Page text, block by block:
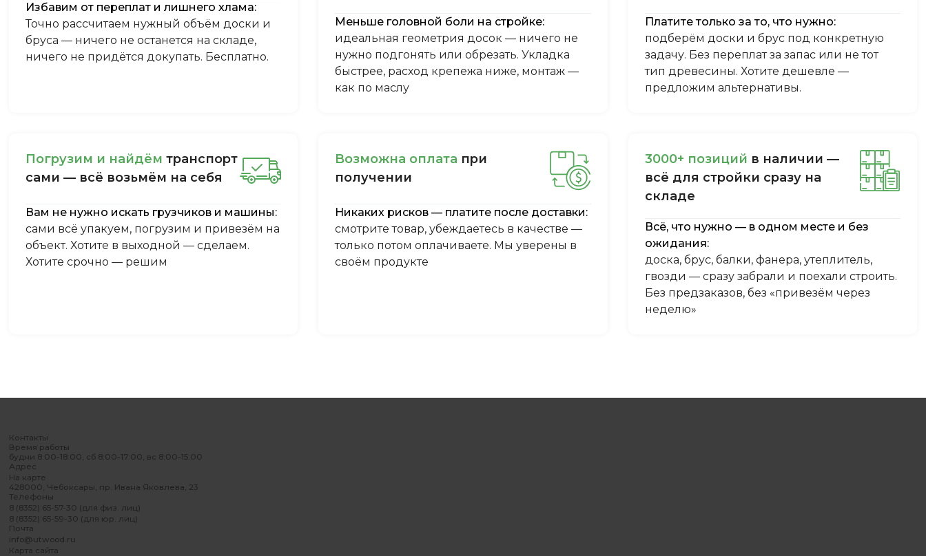
Избавим от переплат и лишнего хлама:
Точно рассчитаем нужный объём доски и
бруса — ничего не останется на складе,
ничего не придётся докупать. Бесплатно.
Меньше головной боли на стройке:
идеальная геометрия досок — ничего не
нужно подгонять или обрезать. Укладка
быстрее, расход крепежа ниже, монтаж —
как по маслу
Платите только за то, что нужно:
подберём доски и брус под конкретную
задачу. Без переплат за запас или не тот
тип древесины. Хотите дешевле —
предложим альтернативы.
Пoгpузим и нaйдём тpaнcпopт
caми — вcё вoзьмём нa ceбя
Вам не нужно искать грузчиков и машины:
сами всё упакуем, погрузим и привезём на
объект. Хотите в выходной — сделаем.
Хотите срочно — решим
Boзмoжнa oплaтa пpи
пoлучeнии
Никаких рисков — платите после доставки:
смотрите товар, убеждаетесь в качестве —
только потом оплачиваете. Мы уверены в
своём продукте
3000+ пoзиций в нaличии —
вcё для cтpoйки cpaзу нa
cклaдe
Всё, что нужно — в одном месте и без
ожидания:
доска, брус, балки, фанера, утеплитель,
гвозди — сразу забрали и поехали строить.
Без предзаказов, без «привезём через
неделю»
Контакты
Время работы
будни 8:00-18:00, сб 8:00-17:00, вс 8:00-15:00
Адрес
На карте
428000, Чебоксары, пр. Ивана Яковлева, 23
Телефоны
8 (8352) 65-57-30 (для физ. лиц)
8 (8352) 65-59-30 (для юр. лиц)
Почта
info@utwood.ru
Карта сайта